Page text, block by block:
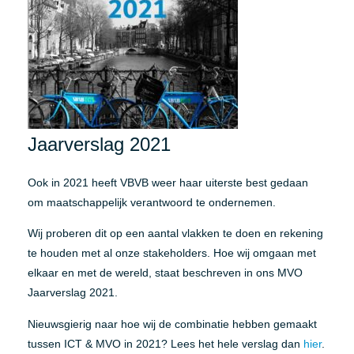
Jaarverslag 2021
Ook in 2021 heeft VBVB weer haar uiterste best gedaan
om maatschappelijk verantwoord te ondernemen.
Wij proberen dit op een aantal vlakken te doen en rekening
te houden met al onze stakeholders. Hoe wij omgaan met
elkaar en met de wereld, staat beschreven in ons MVO
Jaarverslag 2021.
Nieuwsgierig naar hoe wij de combinatie hebben gemaakt
tussen ICT & MVO in 2021? Lees het hele verslag dan hier.